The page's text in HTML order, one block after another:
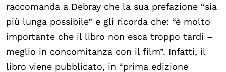
raccomanda a Debray che la sua prefazione “sia
più lunga possibile” e gli ricorda che: “è molto
importante che il libro non esca troppo tardi –
meglio in concomitanza con il film”. Infatti, il
libro viene pubblicato, in “prima edizione